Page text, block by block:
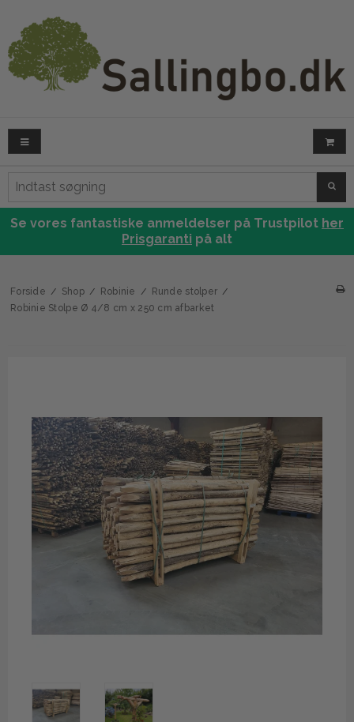
SØG
Se vores fantastiske anmeldelser på Trustpilot her
Prisgaranti på alt
Forside / Shop / Robinie / Runde stolper /
Robinie Stolpe Ø 4/8 cm x 250 cm afbarket